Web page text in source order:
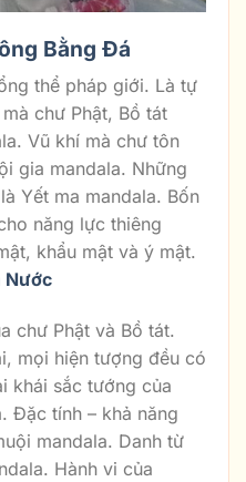
Bằng Đá
thể pháp giới. Là tự
chư Phật, Bồ tát
Vũ khí mà chư tôn
gia mandala. Những
Yết ma mandala. Bốn
năng lực thiêng
khẩu mật và ý mật.
Nước
chư Phật và Bồ tát.
mọi hiện tượng đều có
khái sắc tướng của
Đặc tính – khả năng
mandala. Danh từ
Hành vi của